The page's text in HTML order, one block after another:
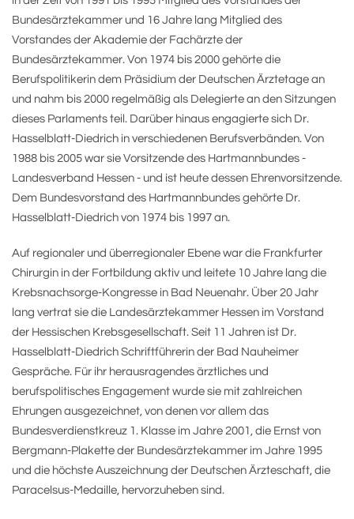
Bundesärztekammer und 16 Jahre lang Mitglied des
Vorstandes der Akademie der Fachärzte der
Bundesärztekammer. Von 1974 bis 2000 gehörte die
Berufspolitikerin dem Präsidium der Deutschen Ärztetage an
und nahm bis 2000 regelmäßig als Delegierte an den Sitzungen
dieses Parlaments teil. Darüber hinaus engagierte sich Dr.
Hasselblatt-Diedrich in verschiedenen Berufsverbänden. Von
1988 bis 2005 war sie Vorsitzende des Hartmannbundes -
Landesverband Hessen - und ist heute dessen Ehrenvorsitzende.
Dem Bundesvorstand des Hartmannbundes gehörte Dr.
Hasselblatt-Diedrich von 1974 bis 1997 an.
Auf regionaler und überregionaler Ebene war die Frankfurter
Chirurgin in der Fortbildung aktiv und leitete 10 Jahre lang die
Krebsnachsorge-Kongresse in Bad Neuenahr. Über 20 Jahr
lang vertrat sie die Landesärztekammer Hessen im Vorstand
der Hessischen Krebsgesellschaft. Seit 11 Jahren ist Dr.
Hasselblatt-Diedrich Schriftführerin der Bad Nauheimer
Gespräche. Für ihr herausragendes ärztliches und
berufspolitisches Engagement wurde sie mit zahlreichen
Ehrungen ausgezeichnet, von denen vor allem das
Bundesverdienstkreuz 1. Klasse im Jahre 2001, die Ernst von
Bergmann-Plakette der Bundesärztekammer im Jahre 1995
und die höchste Auszeichnung der Deutschen Ärzteschaft, die
Paracelsus-Medaille, hervorzuheben sind.